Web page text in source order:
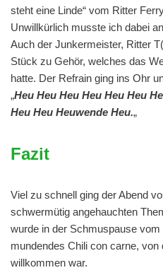
steht eine Linde“ vom Ritter
Unwillkürlich musste ich dabei
Auch der Junkermeister, Ritter
Stück zu Gehör, welches das
hatte. Der Refrain ging ins Ohr
„Heu Heu Heu Heu Heu Heu
Heu Heu Heuwende Heu.„
Fazit
Viel zu schnell ging der Abend
schwermütig angehauchten
wurde in der Schmuspause
mundendes Chili con carne,
willkommen war.